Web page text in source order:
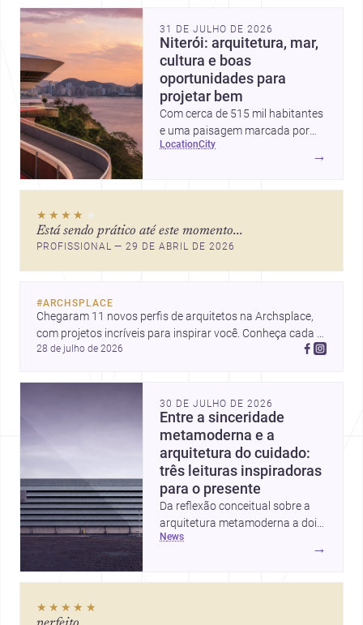
31 DE JULHO DE 2026
Niterói: arquitetura, mar,
cultura e boas
oportunidades para
projetar bem
Com cerca de 515 mil habitantes
e uma paisagem marcada por
ícones como o Museu de Arte
mercado interessante para quem
quer construir, reformar ou
location city
→
★★★★ ★
Está sendo prático até este momento...
PROFISSIONAL — 29 DE ABRIL DE 2026
#ARCHSPLACE
Chegaram 11 novos perfis de arquitetos na Archsplace,
com projetos incríveis para inspirar você. Conheça cada
perfil e descubra novas ideias para seus próximos
28 de julho de 2026
30 DE JULHO DE 2026
Entre a sinceridade
metamoderna e a
arquitetura do cuidado:
três leituras inspiradoras
para o presente
Da reflexão conceitual sobre a
arquitetura metamoderna a dois
projetos que colocam escala
humana, bem-estar e experiência
news
→
★★★★★